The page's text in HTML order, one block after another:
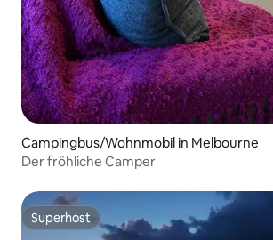
Campingbus/Wohnmobil in Melbourne
Der fröhliche Camper
Superhost
Superhost